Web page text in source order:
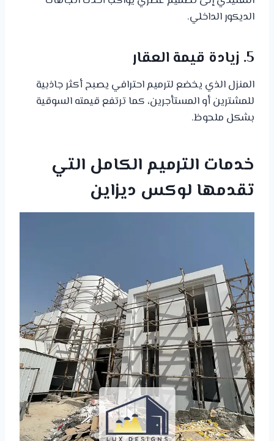
الديكور الداخلي.
5. زيادة قيمة العقار
المنزل الذي يخضع لترميم احترافي يصبح أكثر جاذبية
للمشترين أو المستأجرين، كما ترتفع قيمته السوقية
بشكل ملحوظ.
خدمات الترميم الكامل التي
تقدمها لوكس ديزاين